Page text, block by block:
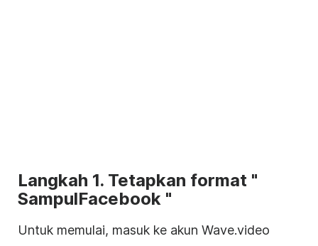
Langkah 1. Tetapkan format "
SampulFacebook "
Untuk memulai, masuk ke akun Wave.video